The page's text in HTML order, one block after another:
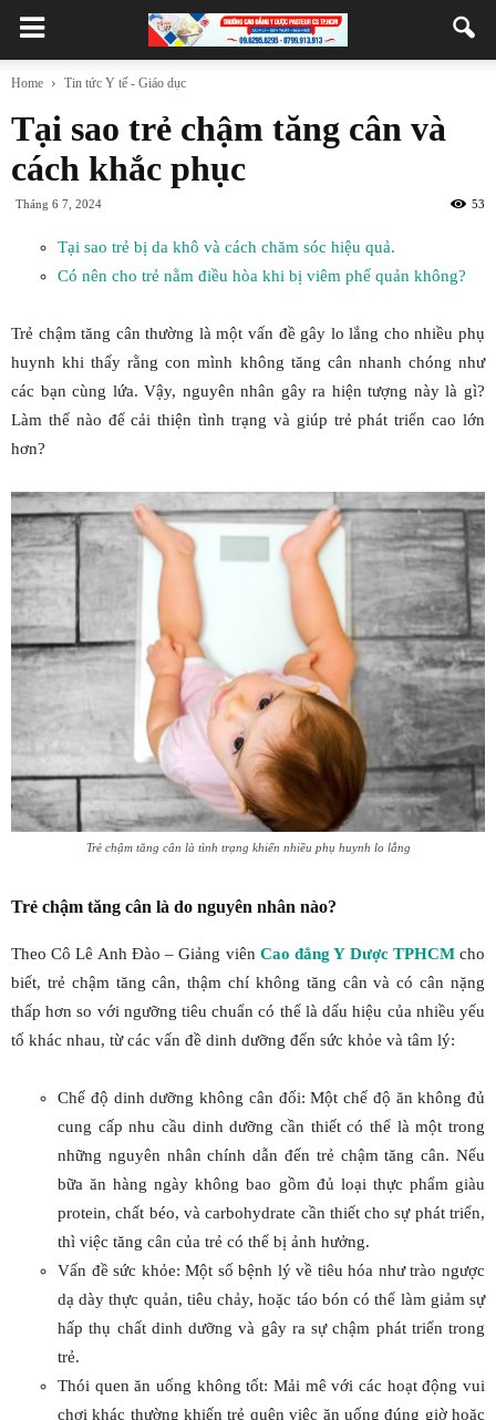
Home Tin tức Y tế - Giáo dục
Tại sao trẻ chậm tăng cân và
cách khắc phục
Tháng 6 7, 2024 53
Tại sao trẻ bị da khô và cách chăm sóc hiệu quả.
Có nên cho trẻ nằm điều hòa khi bị viêm phế quản không?
Trẻ chậm tăng cân thường là một vấn đề gây lo lắng cho nhiều phụ
huynh khi thấy rằng con mình không tăng cân nhanh chóng như
các bạn cùng lứa. Vậy, nguyên nhân gây ra hiện tượng này là gì?
Làm thế nào để cải thiện tình trạng và giúp trẻ phát triển cao lớn
hơn?
Trẻ chậm tăng cân là tình trạng khiến nhiều phụ huynh lo lắng
Trẻ chậm tăng cân là do nguyên nhân nào?
Theo Cô Lê Anh Đào – Giảng viên Cao đẳng Y Dược TPHCMcho
biết, trẻ chậm tăng cân, thậm chí không tăng cân và có cân nặng
thấp hơn so với ngưỡng tiêu chuẩn có thể là dấu hiệu của nhiều yếu
tố khác nhau, từ các vấn đề dinh dưỡng đến sức khỏe và tâm lý:
Chế độ dinh dưỡng không cân đối: Một chế độ ăn không đủ
cung cấp nhu cầu dinh dưỡng cần thiết có thể là một trong
những nguyên nhân chính dẫn đến trẻ chậm tăng cân. Nếu
bữa ăn hàng ngày không bao gồm đủ loại thực phẩm giàu
protein, chất béo, và carbohydrate cần thiết cho sự phát triển,
thì việc tăng cân của trẻ có thể bị ảnh hưởng.
Vấn đề sức khỏe: Một số bệnh lý về tiêu hóa như trào ngược
dạ dày thực quản, tiêu chảy, hoặc táo bón có thể làm giảm sự
hấp thụ chất dinh dưỡng và gây ra sự chậm phát triển trong
trẻ.
Thói quen ăn uống không tốt: Mải mê với các hoạt động vui
chơi khác thường khiến trẻ quên việc ăn uống đúng giờ hoặc